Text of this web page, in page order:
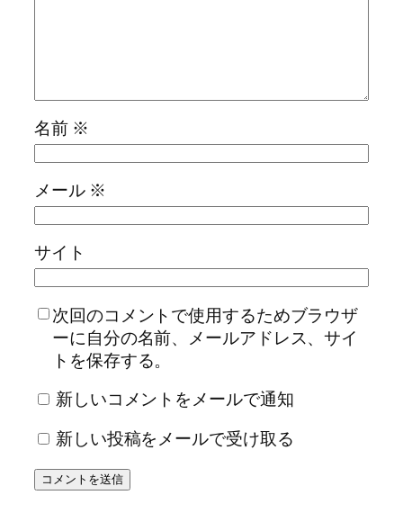
名前 ※
メール ※
サイト
次回のコメントで使用するためブラウザ
ーに自分の名前、メールアドレス、サイ
トを保存する。
新しいコメントをメールで通知
新しい投稿をメールで受け取る